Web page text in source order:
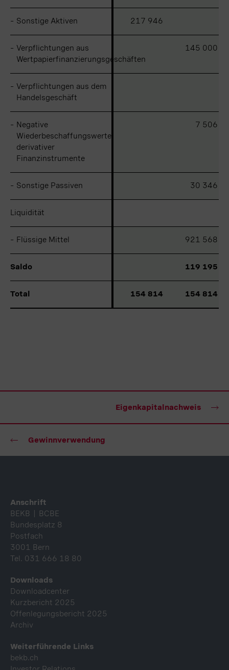
– Sonstige Aktiven 217 946
– Verpflichtungen aus
Wertpapierfinanzierungsgeschäften
145 000
– Verpflichtungen aus dem
Handelsgeschäft
– Negative
Wiederbeschaffungswerte
derivativer
Finanzinstrumente
7 506
– Sonstige Passiven 30 346
Liquidität
– Flüssige Mittel 921 568
Saldo 119 195
Total 154 814 154 814
– Sonstige Aktiven
– Verpflichtungen aus
Wertpapierfinanzierungsgeschäften
– Verpflichtungen aus dem
Handelsgeschäft
– Negative
Wiederbeschaffungswerte
derivativer
Finanzinstrumente
– Sonstige Passiven
Liquidität
– Flüssige Mittel
Saldo
Total
Gewinnverwendung
Eigenkapitalnachweis
Fusszeile
Anschrift
BEKB | BCBE
Bundesplatz 8
Postfach
3001 Bern
Tel. 031 666 18 80
Downloads
Downloadcenter
Kurzbericht 2025
Offenlegungsbericht 2025
Archiv
Weiterführende Links
bekb.ch